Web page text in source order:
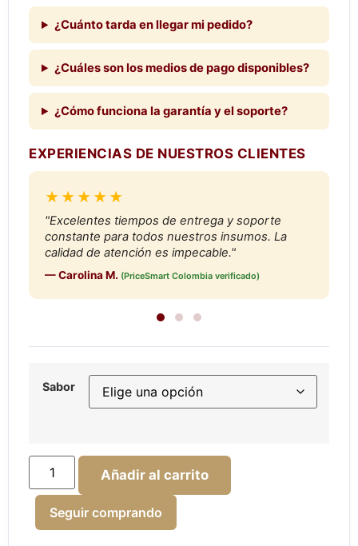
¿Cuánto tarda en llegar mi pedido?
¿Cuáles son los medios de pago disponibles?
¿Cómo funciona la garantía y el soporte?
EXPERIENCIAS DE NUESTROS CLIENTES
★★★★★
"Excelentes tiempos de entrega y soporte
constante para todos nuestros insumos. La
calidad de atención es impecable."
— Carolina M. (PriceSmart Colombia verificado)
Sabor
Añadir al carrito
Seguir comprando